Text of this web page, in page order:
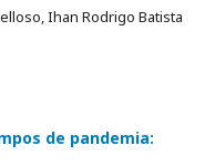
Ihan Rodrigo Batista
de pandemia: